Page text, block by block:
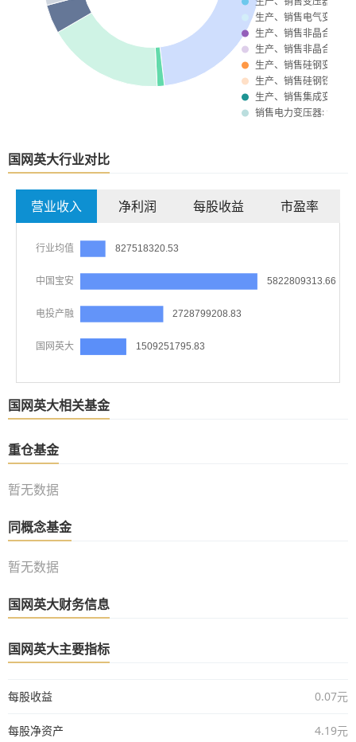
国网英大行业对比
营业收入 净利润 每股收益 市盈率
国网英大相关基金
重仓基金
暂无数据
同概念基金
暂无数据
国网英大财务信息
国网英大主要指标
每股收益 0.07元
每股净资产 4.19元